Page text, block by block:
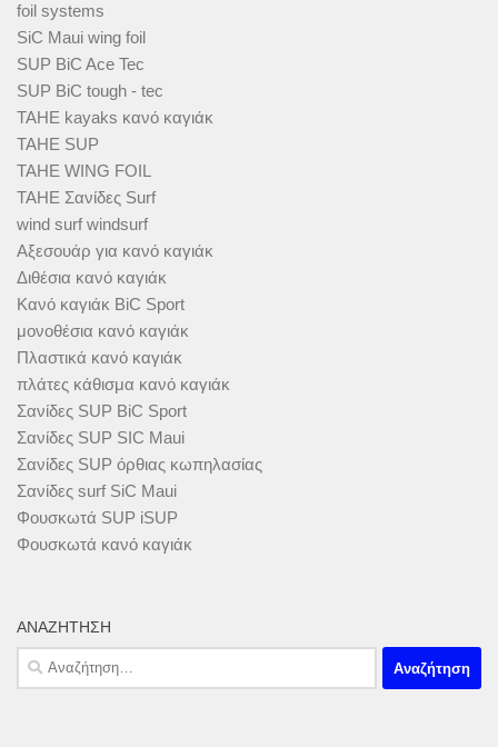
foil systems
SiC Maui wing foil
SUP BiC Ace Tec
SUP BiC tough - tec
TAHE kayaks κανό καγιάκ
TAHE SUP
TAHE WING FOIL
TAHE Σανίδες Surf
wind surf windsurf
Αξεσουάρ για κανό καγιάκ
Διθέσια κανό καγιάκ
Κανό καγιάκ BiC Sport
μονοθέσια κανό καγιάκ
Πλαστικά κανό καγιάκ
πλάτες κάθισμα κανό καγιάκ
Σανίδες SUP BiC Sport
Σανίδες SUP SIC Maui
Σανίδες SUP όρθιας κωπηλασίας
Σανίδες surf SiC Maui
Φουσκωτά SUP iSUP
Φουσκωτά κανό καγιάκ
ΑΝΑΖΉΤΗΣΗ
Αναζήτηση
για: